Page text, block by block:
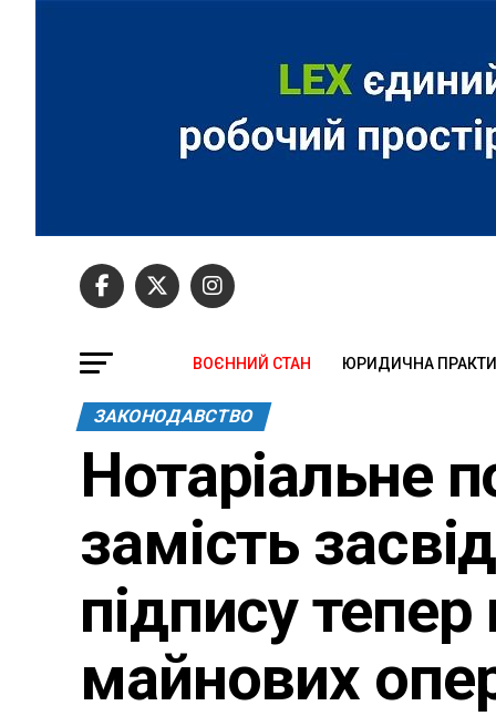
ВОЄННИЙ СТАН ЮРИДИЧНА
ЗАКОНОДАВСТВО
Нотаріальне
замість
підпису
майнових